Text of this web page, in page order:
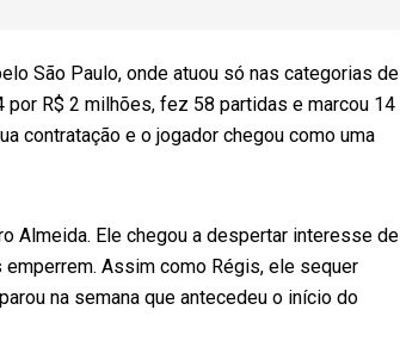
São Paulo, onde atuou só nas categorias de
R$ 2 milhões, fez 58 partidas e marcou 14
contratação e o jogador chegou como uma
Almeida. Ele chegou a despertar interesse de
Assim como Régis, ele sequer
na semana que antecedeu o início do